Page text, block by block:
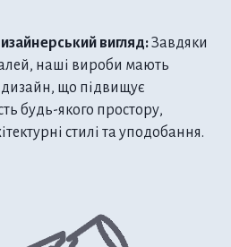
вигляд:Завдяки
наші вироби мають
дизайн, що підвищує
будь-якого простору,
стилі та уподобання.